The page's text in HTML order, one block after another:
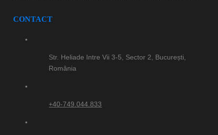
CONTACT
Str. Heliade Intre Vii 3-5, Sector 2, București,
România
+40-749.044.833